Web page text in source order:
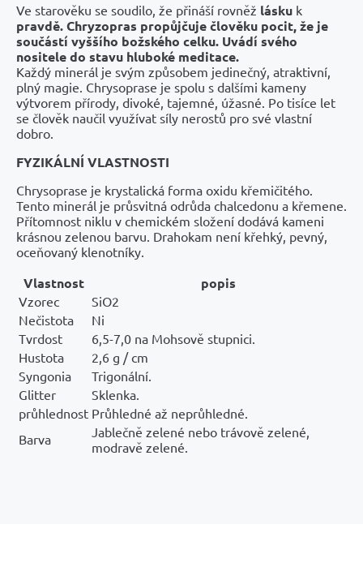
Ve starověku se soudilo, že přináší rovněž lásku k
pravdě. Chryzopras propůjčuje člověku pocit, že je
součástí vyššího božského celku. Uvádí svého
nositele do stavu hluboké meditace.
Každý minerál je svým způsobem jedinečný, atraktivní,
plný magie. Chrysoprase je spolu s dalšími kameny
výtvorem přírody, divoké, tajemné, úžasné. Po tisíce let
se člověk naučil využívat síly nerostů pro své vlastní
dobro.
FYZIKÁLNÍ VLASTNOSTI
Chrysoprase je krystalická forma oxidu křemičitého.
Tento minerál je průsvitná odrůda chalcedonu a křemene.
Přítomnost niklu v chemickém složení dodává kameni
krásnou zelenou barvu. Drahokam není křehký, pevný,
oceňovaný klenotníky.
Vlastnost popis
Vzorec
SiO2
Nečistota
Ni
Tvrdost
6,5-7,0 na Mohsově stupnici.
Hustota
2,6 g / cm
Syngonia
Trigonální.
Glitter
Sklenka.
průhlednost Průhledné až neprůhledné.
Barva
Jablečně zelené nebo trávově zelené,
modravě zelené.